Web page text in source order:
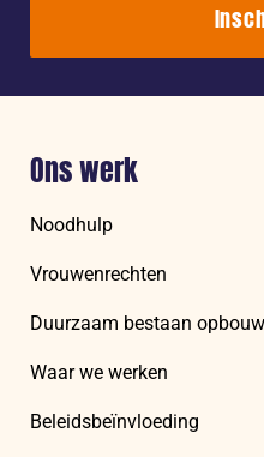
Ons werk
Noodhulp
Vrouwenrechten
Duurzaam bestaan
Waar we werken
Beleidsbeïnvloeding